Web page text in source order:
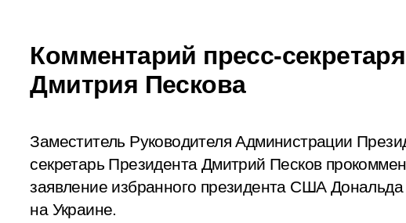
Комментарий пресс-
Дмитрия Пескова
Заместитель Руководителя Администрации
секретарь Президента Дмитрий Песков
заявление избранного президента США
на Украине.